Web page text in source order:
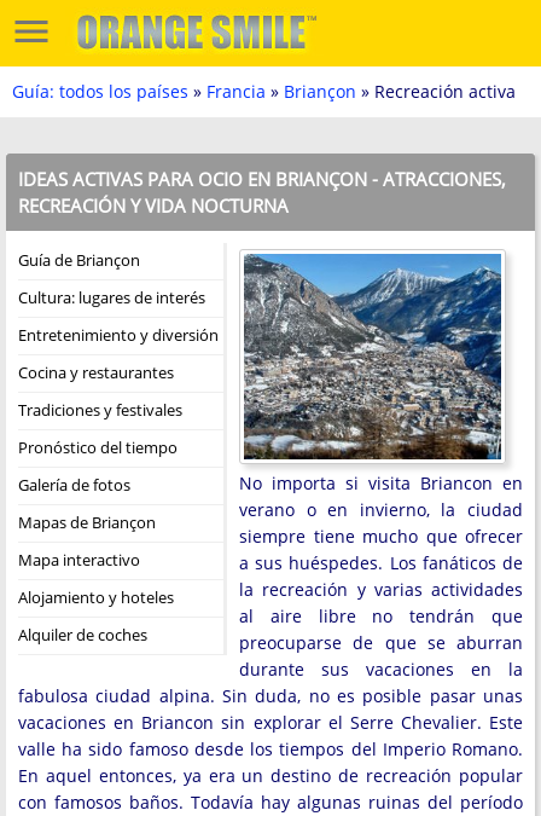
Guía: todos los países » Francia » Briançon » Recreación activa
IDEAS ACTIVAS PARA OCIO EN BRIANÇON - ATRACCIONES,
RECREACIÓN Y VIDA NOCTURNA
Guía de Briançon
Cultura: lugares de interés
Entretenimiento y diversión
Cocina y restaurantes
Tradiciones y festivales
Pronóstico del tiempo
Galería de fotos
Mapas de Briançon
Mapa interactivo
Alojamiento y hoteles
Alquiler de coches
No importa si visita Briancon en
verano o en invierno, la ciudad
siempre tiene mucho que ofrecer
a sus huéspedes. Los fanáticos de
la recreación y varias actividades
al aire libre no tendrán que
preocuparse de que se aburran
durante sus vacaciones en la
fabulosa ciudad alpina. Sin duda, no es posible pasar unas
vacaciones en Briancon sin explorar el Serre Chevalier. Este
valle ha sido famoso desde los tiempos del Imperio Romano.
En aquel entonces, ya era un destino de recreación popular
con famosos baños. Todavía hay algunas ruinas del período